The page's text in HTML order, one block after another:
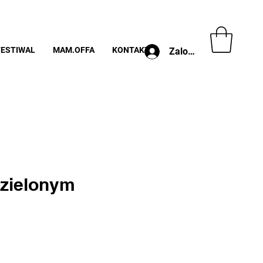
Zaloguj
MAM.OFFA KONTAKT